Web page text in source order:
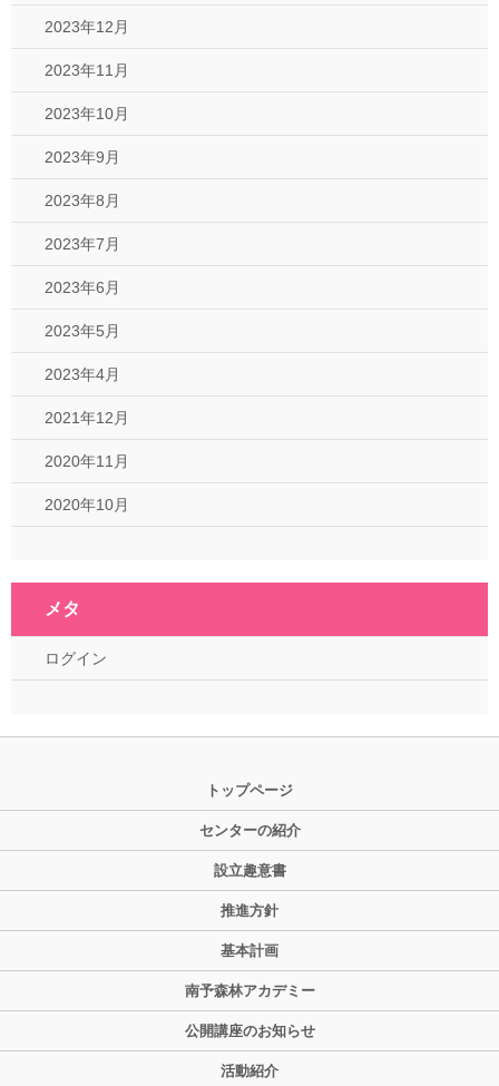
2023年12月
2023年11月
2023年10月
2023年9月
2023年8月
2023年7月
2023年6月
2023年5月
2023年4月
2021年12月
2020年11月
2020年10月
メタ
ログイン
トップページ
センターの紹介
設立趣意書
推進方針
基本計画
南予森林アカデミー
公開講座のお知らせ
活動紹介